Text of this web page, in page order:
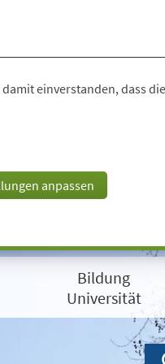
einverstanden, dass
anpassen
Bildung
Universität